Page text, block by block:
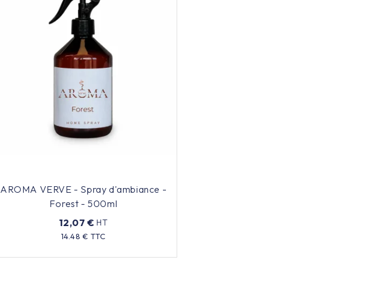
AROMA VERVE - Spray d'ambiance -
Forest - 500ml
12,07 € HT
14.48 € TTC
Prix